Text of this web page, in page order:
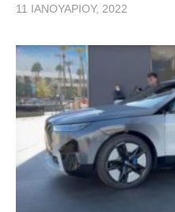
11 ΙΑΝΟΥΑΡΊΟΥ, 2022